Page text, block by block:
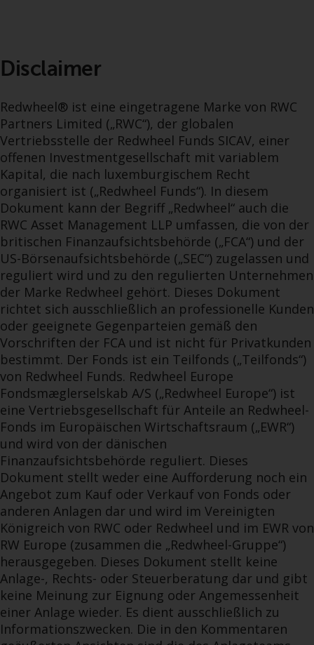
Copyright
Kein Teil dieser Website darf
ohne die vorherige schriftliche
Genehmigung von Redwheel in
irgendeiner Weise reproduziert
werden. Copyright 2016 ©
Disclaimer
Redwheel® ist eine eingetragene Marke von RWC
Partners Limited („RWC“), der globalen
Vertriebsstelle der Redwheel Funds SICAV, einer
offenen Investmentgesellschaft mit variablem
Kapital, die nach luxemburgischem Recht
organisiert ist („Redwheel Funds“). In diesem
Dokument kann der Begriff „Redwheel“ auch die
RWC Asset Management LLP umfassen, die von der
britischen Finanzaufsichtsbehörde („FCA“) und der
US-Börsenaufsichtsbehörde („SEC“) zugelassen und
reguliert wird und zu den regulierten Unternehmen
der Marke Redwheel gehört. Dieses Dokument
richtet sich ausschließlich an professionelle Kunden
oder geeignete Gegenparteien gemäß den
Vorschriften der FCA und ist nicht für Privatkunden
bestimmt. Der Fonds ist ein Teilfonds („Teilfonds“)
von Redwheel Funds. Redwheel Europe
Fondsmæglerselskab A/S („Redwheel Europe“) ist
eine Vertriebsgesellschaft für Anteile an Redwheel-
Fonds im Europäischen Wirtschaftsraum („EWR“)
und wird von der dänischen
Finanzaufsichtsbehörde reguliert. Dieses
Dokument stellt weder eine Aufforderung noch ein
Angebot zum Kauf oder Verkauf von Fonds oder
anderen Anlagen dar und wird im Vereinigten
Königreich von RWC oder Redwheel und im EWR von
RW Europe (zusammen die „Redwheel-Gruppe“)
herausgegeben. Dieses Dokument stellt keine
Anlage-, Rechts- oder Steuerberatung dar und gibt
keine Meinung zur Eignung oder Angemessenheit
einer Anlage wieder. Es dient ausschließlich zu
Informationszwecken. Die in den Kommentaren